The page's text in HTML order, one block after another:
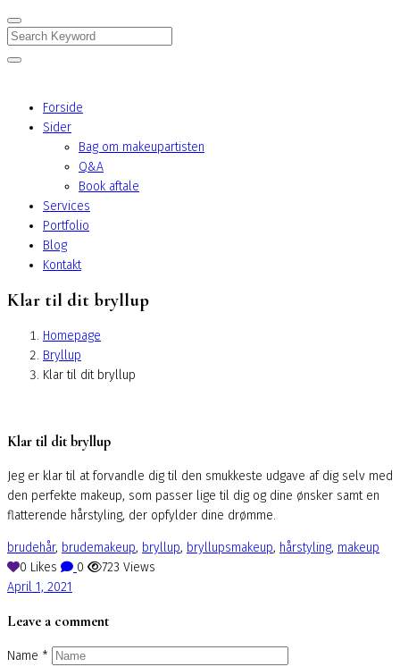
Search
Forside
Sider
Bag om makeupartisten
Q&A
Book aftale
Services
Portfolio
Blog
Kontakt
Klar til dit bryllup
Homepage
Bryllup
Klar til dit bryllup
Klar til dit bryllup
Jeg er klar til at forvandle dig til den smukkeste udgave af dig selv med
den perfekte makeup, som passer lige til dig og dine ønsker samt en
flatterende hårstyling, der opfylder dine drømme.
brudehår, brudemakeup, bryllup, bryllupsmakeup, hårstyling, makeup
0 Likes 0 723 Views
April 1, 2021
Leave a comment
Name *